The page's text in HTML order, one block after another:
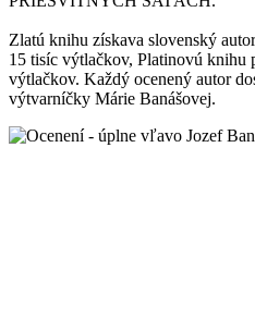
Zlatú knihu získava slovenský
15 tisíc výtlačkov, Platinovú knihu
výtlačkov. Každý ocenený autor
výtvarníčky Márie Banášovej.